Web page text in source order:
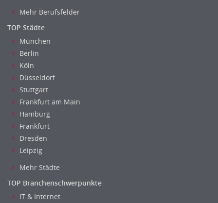
Mehr Berufsfelder
TOP Städte
München
Berlin
Köln
Düsseldorf
Stuttgart
Frankfurt am Main
Hamburg
Frankfurt
Dresden
Leipzig
Mehr Städte
TOP Branchenschwerpunkte
IT & Internet